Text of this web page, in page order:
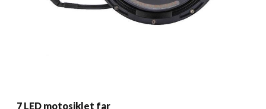
7 LED motosiklet far